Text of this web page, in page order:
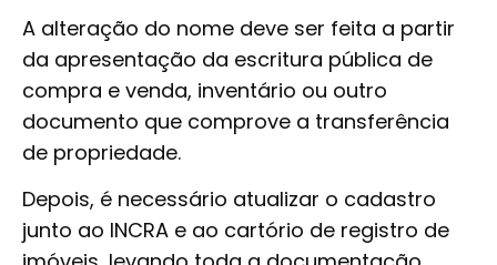
A alteração do nome deve ser feita a partir
da apresentação da escritura pública de
compra e venda, inventário ou outro
documento que comprove a transferência
de propriedade.
Depois, é necessário atualizar o cadastro
junto ao INCRA e ao cartório de registro de